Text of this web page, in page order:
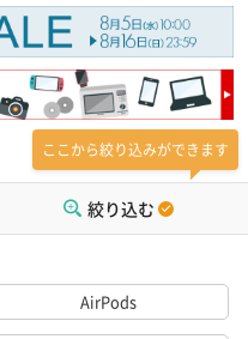
ここから絞り込みができます
絞り込む
AirPods